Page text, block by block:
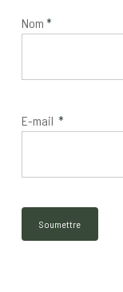
Nom *
E-mail *